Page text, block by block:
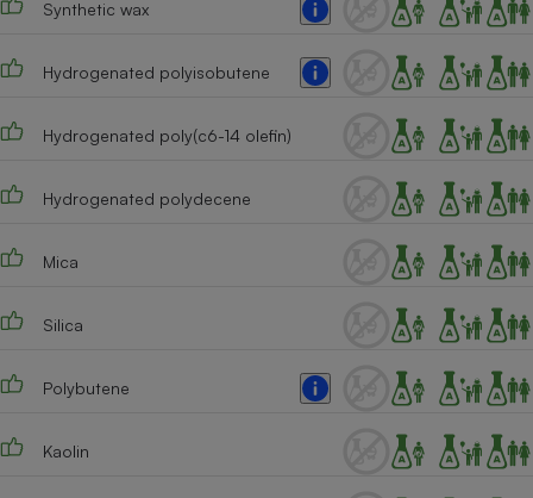
Synthetic wax
Hydrogenated polyisobutene
Hydrogenated poly(c6-14 olefin)
Hydrogenated polydecene
Mica
Silica
Polybutene
Kaolin
Plaque de cuisson à
induction
Climatiseur -
Ventilateur
Téléphone mobile -
Smartphone
Antivirus
Ventilateur